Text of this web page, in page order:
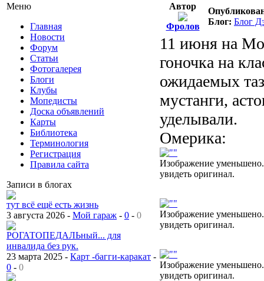
Меню
Главная
Новости
Форум
Статьи
Фотогалерея
Блоги
Клубы
Мопедисты
Доска объявлений
Карты
Библиотека
Терминология
Регистрация
Правила сайта
Записи в блогах
тут всё ещё есть жизнь
3 августа 2026 - Мой гараж - 0 - 0
РОГАТОПЕДАЛЬный... для
инвалида без рук.
23 марта 2025 - Карт -багги-каракат -
0 - 0
Автор
Фролов
Блог: Блог
11 июня на
гоночка на
ожидаемых
мустанги,
уделывали.
Омерика:
Изображение
увидеть оригинал.
Изображение
увидеть оригинал.
Изображение
увидеть оригинал.